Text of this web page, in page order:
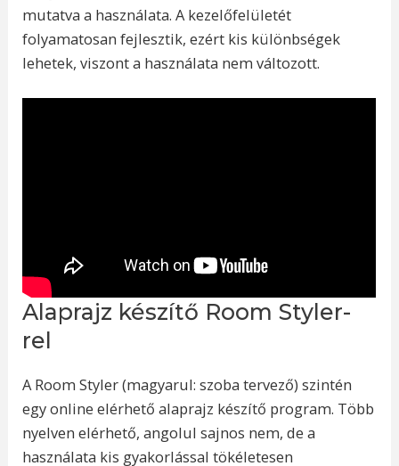
mutatva a használata. A kezelőfelületét
folyamatosan fejlesztik, ezért kis különbségek
lehetek, viszont a használata nem változott.
Alaprajz készítő Room Styler-
rel
A Room Styler (magyarul: szoba tervező) szintén
egy online elérhető alaprajz készítő program. Több
nyelven elérhető, angolul sajnos nem, de a
használata kis gyakorlással tökéletesen